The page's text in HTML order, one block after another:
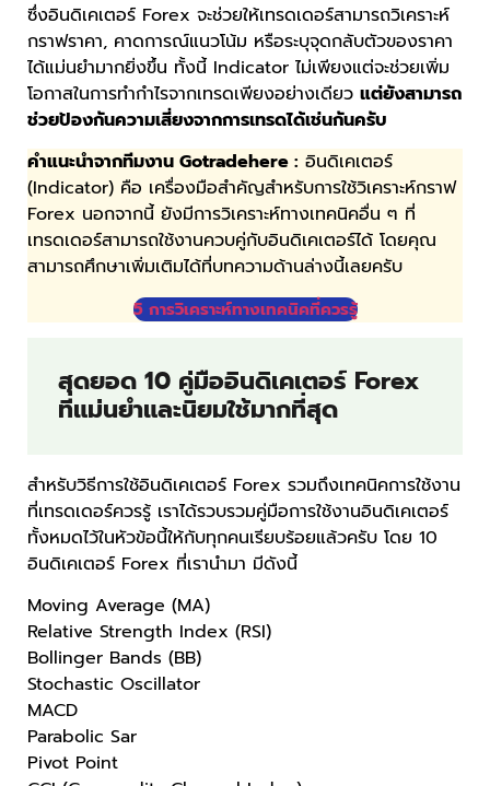
ซึ่งอินดิเคเตอร์ Forex จะช่วยให้เทรดเดอร์สามารถวิเคราะห์
กราฟราคา, คาดการณ์แนวโน้ม หรือระบุจุดกลับตัวของราคา
ได้แม่นยำมากยิ่งขึ้น ทั้งนี้ Indicator ไม่เพียงแต่จะช่วยเพิ่ม
โอกาสในการทำกำไรจากเทรดเพียงอย่างเดียวแต่ยังสามารถ
ช่วยป้องกันความเสี่ยงจากการเทรดได้เช่นกันครับ
คำแนะนำจากทีมงาน Gotradehere : อินดิเคเตอร์
(Indicator) คือ เครื่องมือสำคัญสำหรับการใช้วิเคราะห์กราฟ
Forex นอกจากนี้ ยังมีการวิเคราะห์ทางเทคนิคอื่น ๆ ที่
เทรดเดอร์สามารถใช้งานควบคู่กับอินดิเคเตอร์ได้ โดยคุณ
สามารถศึกษาเพิ่มเติมได้ที่บทความด้านล่างนี้เลยครับ
5 การวิเคราะห์ทางเทคนิคที่ควรรู้
สุดยอด 10 คู่มืออินดิเคเตอร์ Forex
ที่แม่นยำและนิยมใช้มากที่สุด
สำหรับวิธีการใช้อินดิเคเตอร์ Forex รวมถึงเทคนิคการใช้งาน
ที่เทรดเดอร์ควรรู้ เราได้รวบรวมคู่มือการใช้งานอินดิเคเตอร์
ทั้งหมดไว้ในหัวข้อนี้ให้กับทุกคนเรียบร้อยแล้วครับ โดย 10
อินดิเคเตอร์ Forex ที่เรานำมา มีดังนี้
Moving Average (MA)
Relative Strength Index (RSI)
Bollinger Bands (BB)
Stochastic Oscillator
MACD
Parabolic Sar
Pivot Point